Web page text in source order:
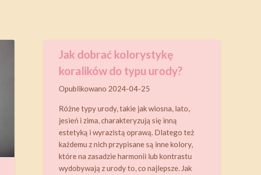
Jak dobrać kolorystykę
koralików do typu urody?
Opublikowano 2024-04-25
Różne typy urody, takie jak wiosna, lato,
jesień i zima, charakteryzują się inną
estetyką i wyrazistą oprawą. Dlatego też
każdemu z nich przypisane są inne kolory,
które na zasadzie harmonii lub kontrastu
wydobywają z urody to, co najlepsze. Jak